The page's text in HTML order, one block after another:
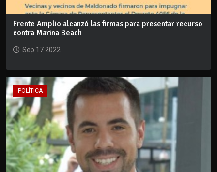
Frente Amplio alcanzó las firmas para presentar recurso
contra Marina Beach
Sep 17 2022
POLÍTICA